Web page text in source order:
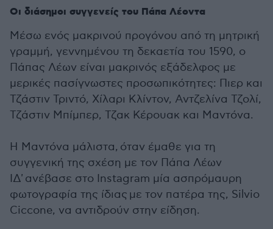
Οι διάσημοι συγγενείς του Πάπα Λέοντα
Μέσω ενός μακρινού προγόνου από τη μητρική
γραμμή, γεννημένου τη δεκαετία του 1590, ο
Πάπας Λέων είναι μακρινός εξάδελφος με
μερικές πασίγνωστες προσωπικότητες: Πιερ και
Τζάστιν Τριντό, Χίλαρι Κλίντον, Αντζελίνα Τζολί,
Τζάστιν Μπίμπερ, Τζακ Κέρουακ και Μαντόνα.
Η Μαντόνα μάλιστα, όταν έμαθε για τη
συγγενική της σχέση με τον Πάπα Λέων
ΙΔ' ανέβασε στο Instagram μία ασπρόμαυρη
φωτογραφία της ίδιας με τον πατέρα της, Silvio
Ciccone, να αντιδρούν στην είδηση.